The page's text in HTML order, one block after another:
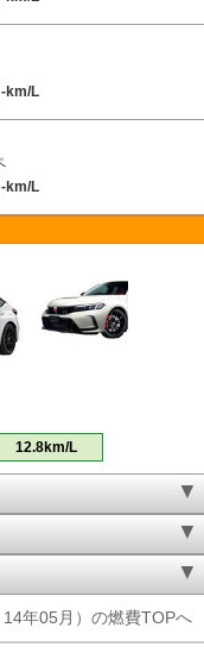
-km/L
-km/L
12.8km/L
年05月）の燃費TOPへ